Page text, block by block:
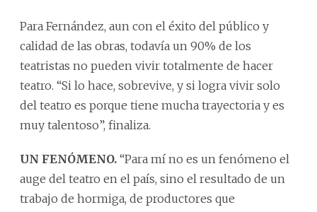
Para Fernández, aun con el éxito del público y
calidad de las obras, todavía un 90% de los
teatristas no pueden vivir totalmente de hacer
teatro. “Si lo hace, sobrevive, y si logra vivir solo
del teatro es porque tiene mucha trayectoria y es
muy talentoso”, finaliza.
UN FENÓMENO. “Para mí no es un fenómeno el
auge del teatro en el país, sino el resultado de un
trabajo de hormiga, de productores que